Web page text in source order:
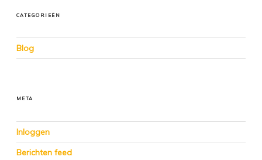
CATEGORIEËN
Blog
META
Inloggen
Berichten feed